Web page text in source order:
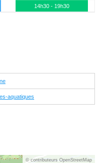
14h30 - 19h30
aquatiques
© contributeurs OpenStreetMap